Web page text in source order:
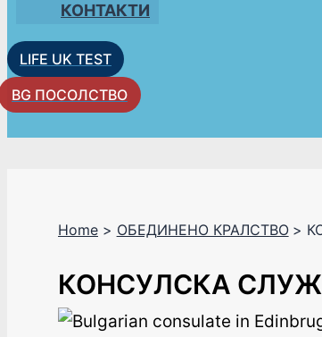
КОНТАКТИ
LIFE UK TEST
BG ПОСОЛСТВО
Home ОБЕДИНЕНО КРАЛСТВО
КОНСУЛСКА